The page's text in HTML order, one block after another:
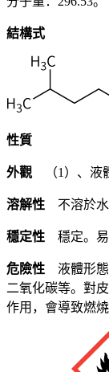
結構式
性質
外觀 （1）、液
溶解性 不溶於水
穩定性 穩定。易
危險性 液體形
二氧化碳等。對
作用，會導致燃燒